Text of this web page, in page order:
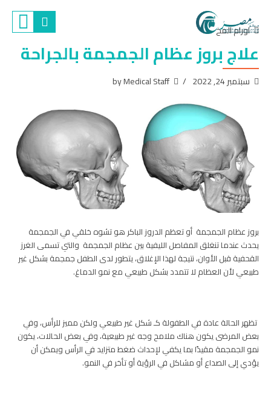
اورام المخ
علاج بروز عظام الجمجمة بالجراحة
سبتمبر 24, 2022 by Medical Staff
بروز عظام الجمجمة أو تعظم الدروز الباكر هو تشوه خلقي في الجمجمة
يحدث عندما تنغلق المفاصل الليفية بين عظام الجمجمة والتي تسمى الغرز
القحفية قبل الأوان، نتيجة لهذا الإغلاق، يتطور لدى الطفل جمجمة بشكل غير
طبيعي لأن العظام لا تتمدد بشكل طبيعي مع نمو الدماغ.
تظهر الحالة عادة في الطفولة كـ شكل غير طبيعي ولكن مميز للرأس، وفي
بعض المرضى يكون هناك ملامح وجه غير طبيعية، وفي بعض الحالات، يكون
نمو الجمجمة مقيدًا بما يكفي لإحداث ضغط متزايد في الرأس ويمكن أن
يؤدي إلى الصداع أو مشاكل في الرؤية أو تأخر في النمو.